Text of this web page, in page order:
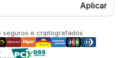
Aplicar
seguros e criptografados